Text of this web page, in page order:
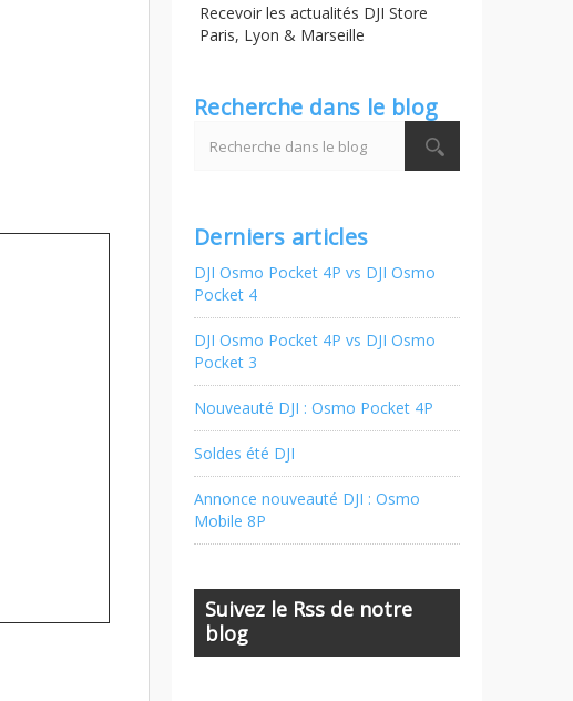
Recevoir les actualités DJI Store
Paris, Lyon & Marseille
Recherche dans le blog
Derniers articles
DJI Osmo Pocket 4P vs DJI Osmo
Pocket 4
DJI Osmo Pocket 4P vs DJI Osmo
Pocket 3
Nouveauté DJI : Osmo Pocket 4P
Soldes été DJI
Annonce nouveauté DJI : Osmo
Mobile 8P
Suivez le Rss de notre
blog